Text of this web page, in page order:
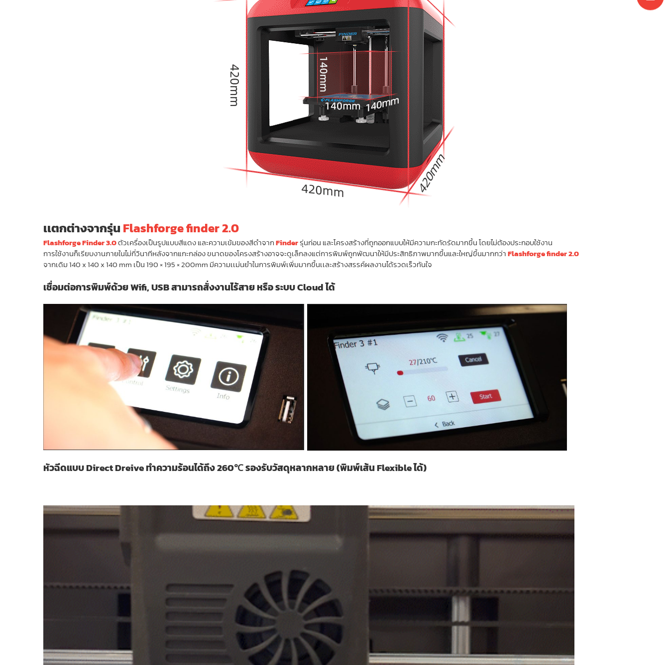
เเตกต่างจากรุ่น Flashforge finder 2.0
Flashforge Finder 3.0ตัวเครื่องเป็นรูปแบบสีแดง และความเข้มของสีดำจากFinderรุ่นก่อน และโครงสร้างที่ถูกออกแบบให้มีความกะทัดรัดมากขึ้น โดยไม่ต้องประกอบใช้งาน
การใช้งานก็เรียบงานภายในไม่กี่วินาทีหลังจากแกะกล่อง ขนาดของโครงสร้างอาจจะดูเล็กลงแต่การพิมพ์ถูกพัฒนาให้มีประสิทธิภาพมากขึ้นและใหญ่ขึ้นมากกว่าFlashforge finder 2.0
จากเดิม 140 x 140 x 140 mm เป็น 190 × 195 × 200mm มีความเเม่นยำในการพิมพ์เพิ่มมากขึ้นเเละสร้างสรรค์ผลงานได้รวดเร็วทันใจ
เชื่อมต่อการพิมพ์ด้วย Wifi, USB สามารถสั่งงานไร้สาย หรือ ระบบ Cloud ได้
หัวฉีดแบบ Direct Dreive ทำความร้อนได้ถึง 260℃ รองรับวัสดุหลากหลาย (พิมพ์เส้น Flexible ได้)